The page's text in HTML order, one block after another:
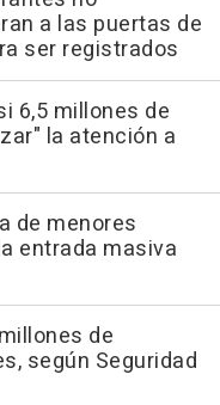
a las puertas de
ser registrados
6,5 millones de
la atención a
de menores
entrada masiva
de
según Seguridad